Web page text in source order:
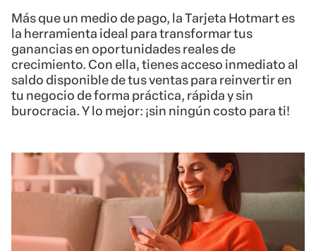
Más que un medio de pago, la Tarjeta Hotmart es
la herramienta ideal para transformar tus
ganancias en oportunidades reales de
crecimiento. Con ella, tienes acceso inmediato al
saldo disponible de tus ventas para reinvertir en
tu negocio de forma práctica, rápida y sin
burocracia. Y lo mejor: ¡sin ningún costo para ti!